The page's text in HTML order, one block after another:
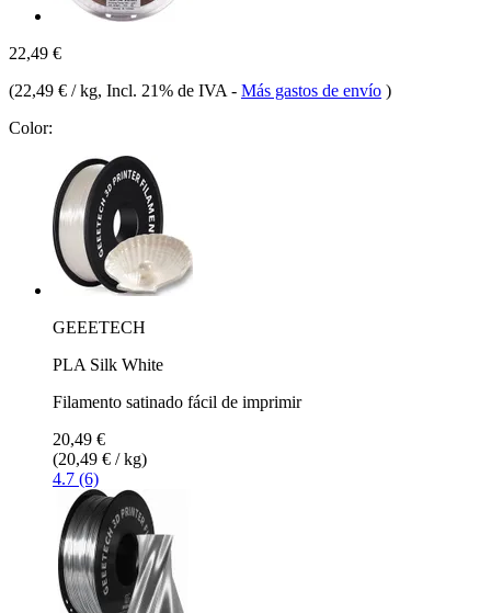
22,49 €
(22,49 € / kg, Incl. 21% de IVA - Más gastos de envío )
Color:
GEEETECH
PLA Silk White
Filamento satinado fácil de imprimir
20,49 €
(20,49 € / kg)
4.7 (6)